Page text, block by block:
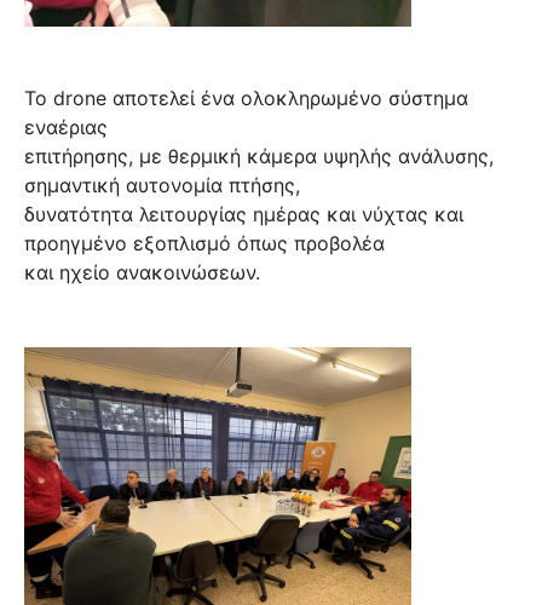
Το drone αποτελεί ένα ολοκληρωμένο σύστημα
εναέριας
επιτήρησης, με θερμική κάμερα υψηλής ανάλυσης,
σημαντική αυτονομία πτήσης,
δυνατότητα λειτουργίας ημέρας και νύχτας και
προηγμένο εξοπλισμό όπως προβολέα
και ηχείο ανακοινώσεων.